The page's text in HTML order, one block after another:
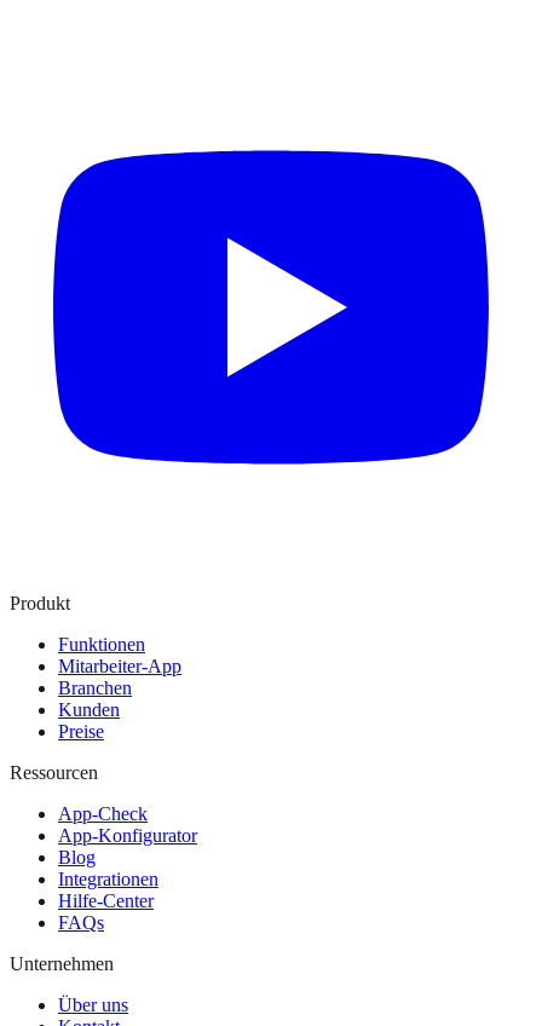
Produkt
Funktionen
Mitarbeiter-App
Branchen
Kunden
Preise
Ressourcen
App-Check
App-Konfigurator
Blog
Integrationen
Hilfe-Center
FAQs
Unternehmen
Über uns